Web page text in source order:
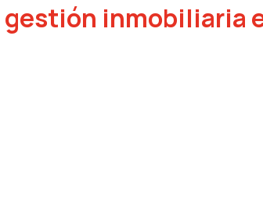
gestión inmobiliaria